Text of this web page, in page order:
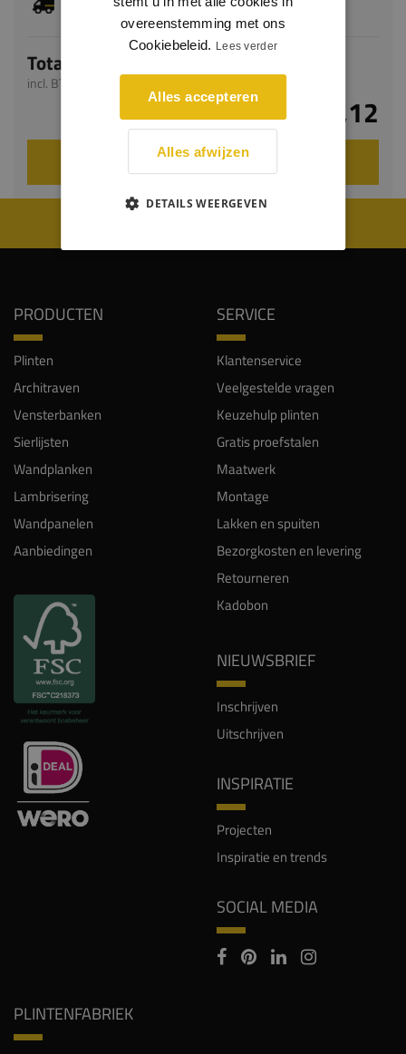
bedraagt 1-3 werkdagen
Totaal
incl. BTW
€ 271,12
VOEG TOE AAN WINKELWAGEN
PRODUCTEN
Plinten
Architraven
Vensterbanken
Sierlijsten
Wandplanken
Lambrisering
Wandpanelen
Aanbiedingen
SERVICE
Klantenservice
Veelgestelde vragen
Keuzehulp plinten
Gratis proefstalen
Maatwerk
Montage
Lakken en spuiten
Bezorgkosten en levering
Retourneren
Kadobon
NIEUWSBRIEF
Inschrijven
Uitschrijven
INSPIRATIE
Projecten
Inspiratie en trends
SOCIAL MEDIA
PLINTENFABRIEK
overeenstemming met ons
Cookiebeleid. Lees verder
Alles accepteren
Alles afwijzen
DETAILS WEERGEVEN